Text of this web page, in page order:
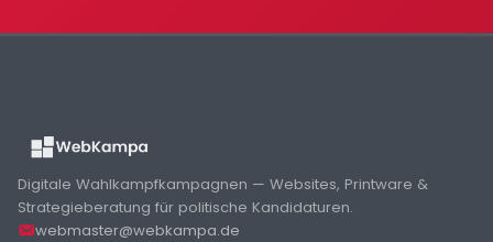
Digitale Wahlkampfkampagnen — Websites, Printware &
Strategieberatung für politische Kandidaturen.
webmaster@webkampa.de